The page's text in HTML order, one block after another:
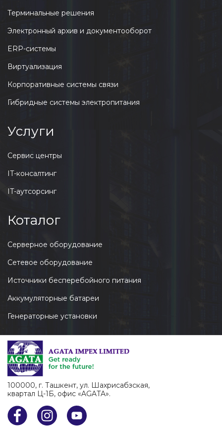
Терминальные решения
Электронный архив и документооборот
ERP-системы
Виртуализация
Корпоративные системы связи
Гибридные системы электропитания
Услуги
Сервис центры
IT-консалтинг
IT-аутсорсинг
Коталог
Серверное оборудование
Сетевое оборудование
Источники бесперебойного питания
Аккумуляторные батареи
Генераторные установки
100000, г. Ташкент, ул. Шахрисабзcкая,
квартал Ц-1Б, офис «AGATA».